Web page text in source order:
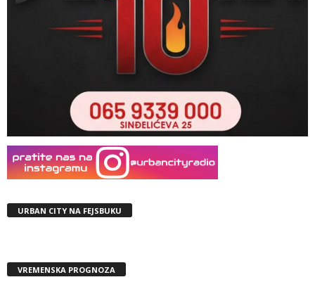
URBAN CITY NA FEJSBUKU
VREMENSKA PROGNOZA